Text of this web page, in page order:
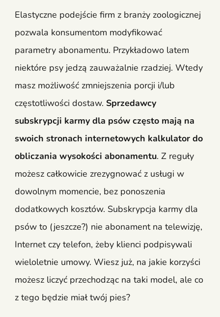
Elastyczne podejście firm z branży zoologicznej
pozwala konsumentom modyfikować
parametry abonamentu. Przykładowo latem
niektóre psy jedzą zauważalnie rzadziej. Wtedy
masz możliwość zmniejszenia porcji i/lub
częstotliwości dostaw. Sprzedawcy
subskrypcji karmy dla psów często mają na
swoich stronach internetowych kalkulator do
obliczania wysokości abonamentu. Z reguły
możesz całkowicie zrezygnować z usługi w
dowolnym momencie, bez ponoszenia
dodatkowych kosztów. Subskrypcja karmy dla
psów to (jeszcze?) nie abonament na telewizję,
Internet czy telefon, żeby klienci podpisywali
wieloletnie umowy. Wiesz już, na jakie korzyści
możesz liczyć przechodząc na taki model, ale co
z tego będzie miał twój pies?